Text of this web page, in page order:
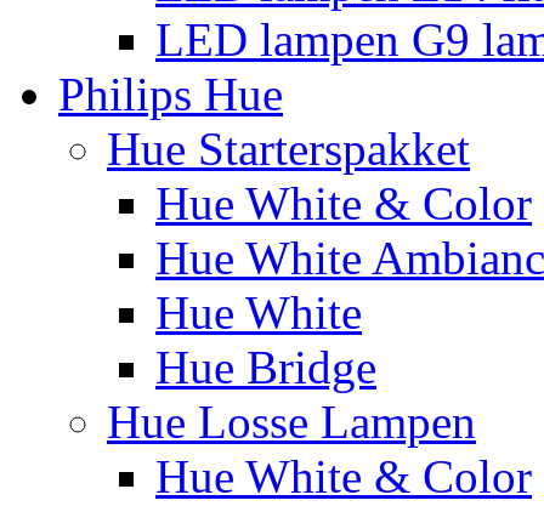
LED lampen G9
Philips Hue
Hue Starterspakket
Hue White & Color
Hue White
Hue White
Hue Bridge
Hue Losse Lampen
Hue White & Color